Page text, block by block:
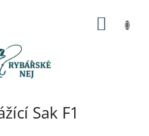
Sak F1